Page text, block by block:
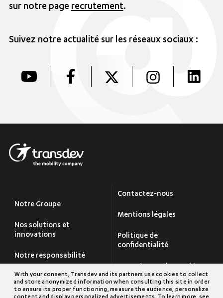
sur notre page recrutement.
Suivez notre actualité sur les réseaux sociaux :
Notre Groupe
Nos solutions et
innovations
Notre responsabilité
Carrières
Contactez-nous
Mentions légales
Politique de
confidentialité
Plan du site
With your consent, Transdev and its partners use cookies to collect
and store anonymized information when consulting this site in order
to ensure its proper functioning, measure the audience, personalize